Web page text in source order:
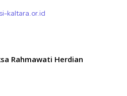
kaltara.or.id
Rahmawati Herdian